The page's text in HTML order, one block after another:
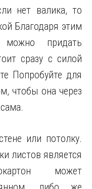
нет валика, то
Благодаря этим
можно придать
сразу с силой
Попробуйте для
чтобы она через
или потолку.
листов является
может